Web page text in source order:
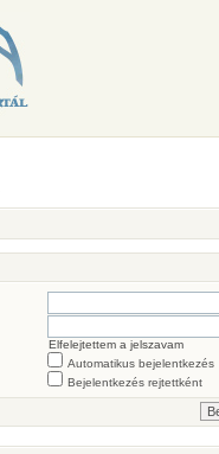
Elfelejtettem a jelszavam
Automatikus bejelentkezés
Bejelentkezés rejtettként